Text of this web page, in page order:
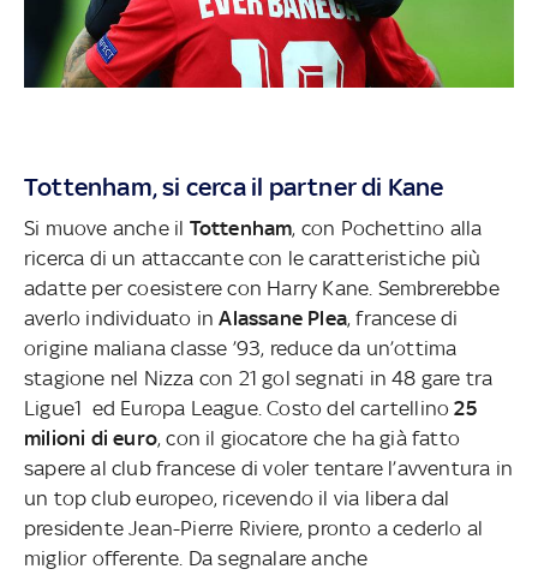
Tottenham, si cerca il partner di Kane
Si muove anche il Tottenham, con Pochettino alla
ricerca di un attaccante con le caratteristiche più
adatte per coesistere con Harry Kane. Sembrerebbe
averlo individuato inAlassane Plea, francese di
origine maliana classe ’93, reduce da un’ottima
stagione nel Nizza con 21 gol segnati in 48 gare tra
Ligue1 ed Europa League. Costo del cartellino25
milioni di euro, con il giocatore che ha già fatto
sapere al club francese di voler tentare l’avventura in
un top club europeo, ricevendo il via libera dal
presidente Jean-Pierre Riviere, pronto a cederlo al
miglior offerente. Da segnalare anche